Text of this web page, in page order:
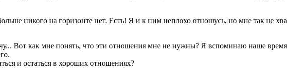
никого на горизонте нет. Есть! Я и к ним неплохо отношусь, но мне так не
Вот как мне понять, что эти отношения мне не нужны? Я вспоминаю наше
и остаться в хороших отношениях?